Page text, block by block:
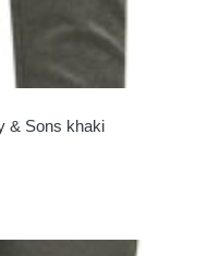
& Sons khaki